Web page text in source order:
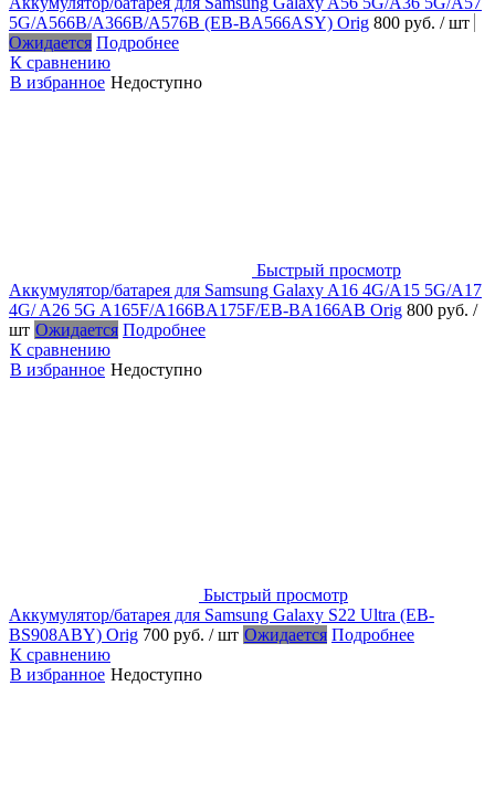
5G/A566B/A366B/A576B (EB-BA566ASY) Orig 800 руб. / шт
Ожидается Подробнее
К сравнению
В избранное Недоступно
Быстрый просмотр
Аккумулятор/батарея для Samsung Galaxy A16 4G/A15 5G/A17
4G/ A26 5G A165F/A166BA175F/EB-BA166AB Orig 800 руб. /
шт Ожидается Подробнее
К сравнению
В избранное Недоступно
Быстрый просмотр
Аккумулятор/батарея для Samsung Galaxy S22 Ultra (EB-
BS908ABY) Orig 700 руб. / шт Ожидается Подробнее
К сравнению
В избранное Недоступно